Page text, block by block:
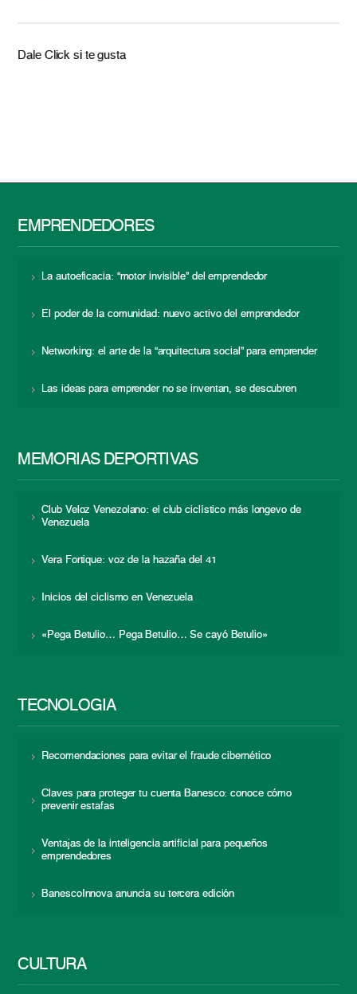
Dale Click si te gusta
EMPRENDEDORES
La autoeficacia: “motor invisible” del emprendedor
El poder de la comunidad: nuevo activo del emprendedor
Networking: el arte de la “arquitectura social” para emprender
Las ideas para emprender no se inventan, se descubren
MEMORIAS DEPORTIVAS
Club Veloz Venezolano: el club ciclístico más longevo de
Venezuela
Vera Fortique: voz de la hazaña del 41
Inicios del ciclismo en Venezuela
«Pega Betulio… Pega Betulio… Se cayó Betulio»
TECNOLOGÍA
Recomendaciones para evitar el fraude cibernético
Claves para proteger tu cuenta Banesco: conoce cómo
prevenir estafas
Ventajas de la inteligencia artificial para pequeños
emprendedores
BanescoInnova anuncia su tercera edición
CULTURA